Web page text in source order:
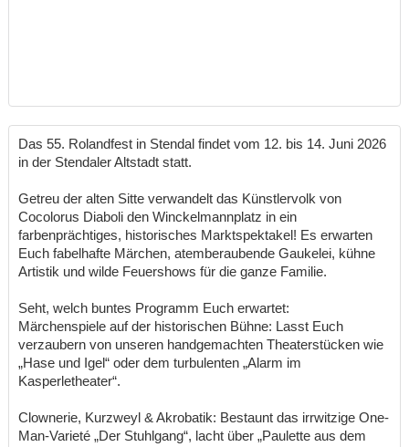
Das 55. Rolandfest in Stendal findet vom 12. bis 14. Juni 2026
in der Stendaler Altstadt statt.
Getreu der alten Sitte verwandelt das Künstlervolk von
Cocolorus Diaboli den Winckelmannplatz in ein
farbenprächtiges, historisches Marktspektakel! Es erwarten
Euch fabelhafte Märchen, atemberaubende Gaukelei, kühne
Artistik und wilde Feuershows für die ganze Familie.
Seht, welch buntes Programm Euch erwartet:
Märchenspiele auf der historischen Bühne: Lasst Euch
verzaubern von unseren handgemachten Theaterstücken wie
„Hase und Igel“ oder dem turbulenten „Alarm im
Kasperletheater“.
Clownerie, Kurzweyl & Akrobatik: Bestaunt das irrwitzige One-
Man-Varieté „Der Stuhlgang“, lacht über „Paulette aus dem